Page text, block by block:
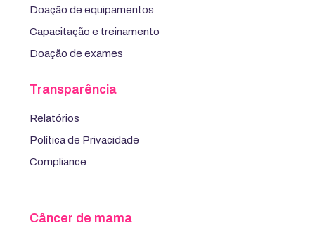
Doação de equipamentos
Capacitação e treinamento
Doação de exames
Transparência
Relatórios
Política de Privacidade
Compliance
Câncer de mama